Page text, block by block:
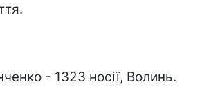
- 1323 носії, Волинь.